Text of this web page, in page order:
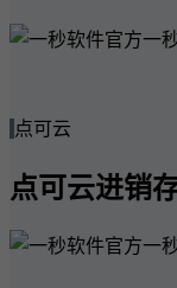
一
点可云
点可云进销
一